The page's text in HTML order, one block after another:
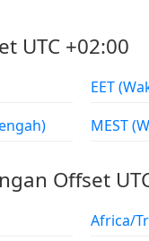
UTC +02:00
EET
Offset
Africa/